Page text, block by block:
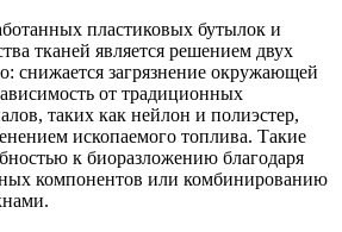
пластиковых бутылок и
тканей является решением двух
снижается загрязнение окружающей
от традиционных
таких как нейлон и полиэстер,
ископаемого топлива. Такие
к биоразложению благодаря
компонентов или комбинированию